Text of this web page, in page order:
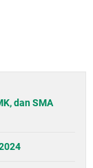
dan SMA